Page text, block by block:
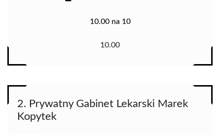
10.00 na 10
10.00
2. Prywatny Gabinet Lekarski Marek
Kopytek